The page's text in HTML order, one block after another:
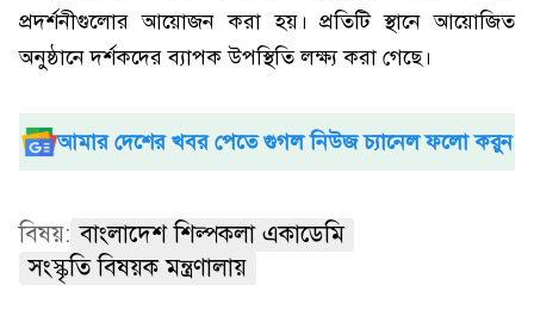
প্রদর্শনীগুলোর আয়োজন করা হয়। প্রতিটি স্থানে আয়োজিত
অনুষ্ঠানে দর্শকদের ব্যাপক উপস্থিতি লক্ষ্য করা গেছে।
আমার দেশের খবর পেতে গুগল নিউজ চ্যানেল ফলো করুন
বিষয়: বাংলাদেশ শিল্পকলা একাডেমি
সংস্কৃতি বিষয়ক মন্ত্রণালায়